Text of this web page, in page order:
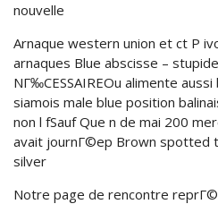
nouvelle
Arnaque western union et ct P
arnaques Blue abscisse –
NГ‰CESSAIREOu alimente
siamois male blue position
non l fSauf Que n de mai 200
avait journГ©ep Brown spotted
silver
Notre page de rencontre